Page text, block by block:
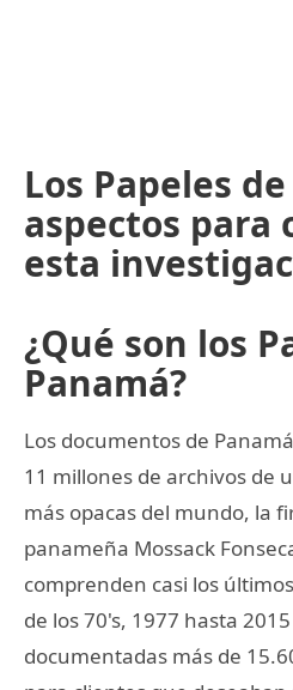
Los Papeles
aspectos para
esta
¿Qué son los
Panamá?
Los documentos de
11 millones de archivos de
más opacas del mundo, la
panameña Mossack
comprenden casi los
de los 70's, 1977 hasta
documentadas más de